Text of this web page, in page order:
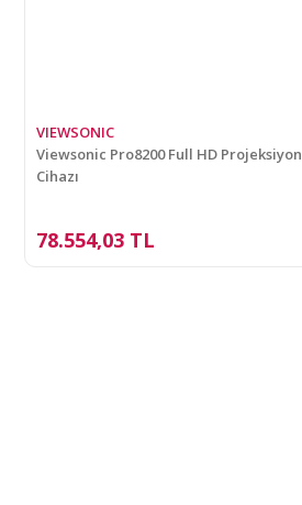
VIEWSONIC
Viewsonic Pro8200 Full HD Projeksiyon
Cihazı
78.554,03 TL